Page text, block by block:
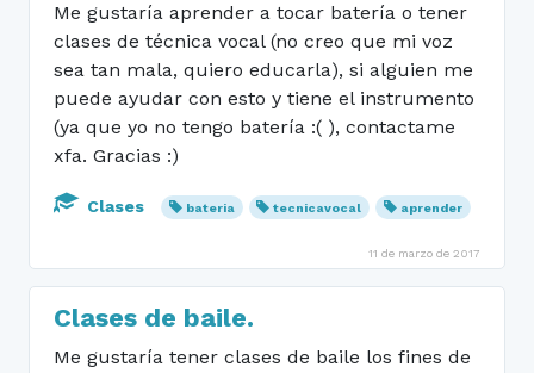
Me gustaría aprender a tocar batería o tener
clases de técnica vocal (no creo que mi voz
sea tan mala, quiero educarla), si alguien me
puede ayudar con esto y tiene el instrumento
(ya que yo no tengo batería :( ), contactame
xfa. Gracias :)
Clases bateria tecnicavocal aprender
11 de marzo de 2017
Clases de baile.
Me gustaría tener clases de baile los fines de